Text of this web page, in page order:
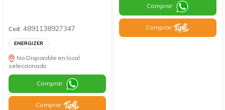
Cod: 4891138927347
ENERGIZER
No Disponible en local
seleccionado
Comprar
Comprar
Comprar
Comprar